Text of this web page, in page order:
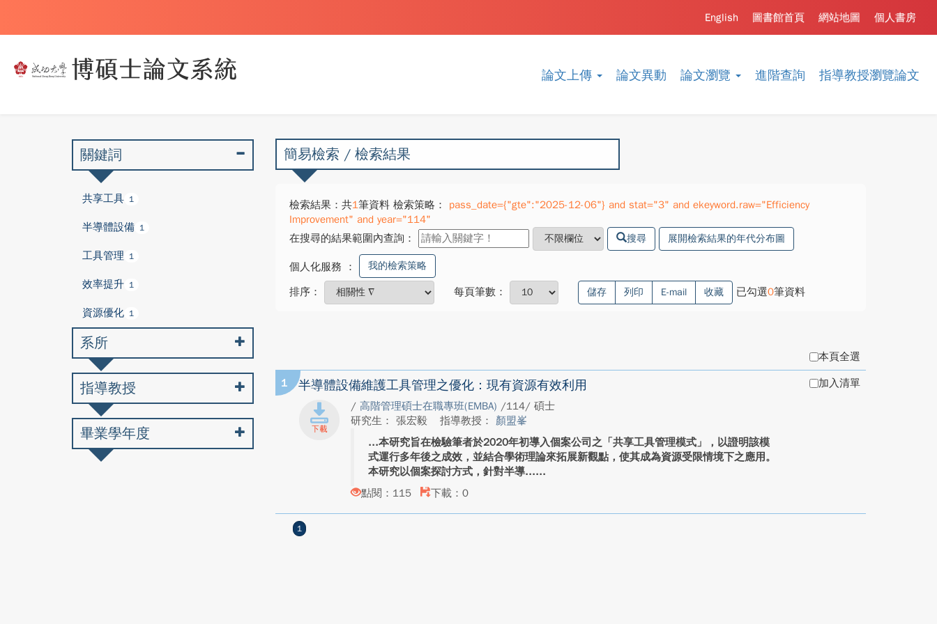
論文上傳 論文異動 論文瀏覽 進階查詢 指導教授瀏覽論文
個人書房
網站地圖
圖書館首頁
English
簡易檢索 / 檢索結果
檢索結果：共1筆資料 檢索策略：
pass_date={"gte":"2025-12-06"} and stat="3" and ekeyword.raw="Efficiency
Improvement" and year="114"
在搜尋的結果範圍內查詢：
搜尋 展開檢索結果的年代分布圖
個人化服務 ： 我的檢索策略
排序： 每頁筆數： 儲存 列印 E-mail 收藏 已勾選0筆資料
本頁全選
1 半導體設備維護工具管理之優化：現有資源有效利用
/ 高階管理碩士在職專班(EMBA) /114/ 碩士
研究生： 張宏毅
指導教授： 顏盟峯
本研究旨在檢驗筆者於2020年初導入個案公司之「共享工具管理模式」，以證明該模
式運行多年後之成效，並結合學術理論來拓展新觀點，使其成為資源受限情境下之應用。
本研究以個案探討方式，針對半導...
點閱：115
下載：0
加入清單
1
關鍵詞
共享工具 1
半導體設備 1
工具管理 1
效率提升 1
資源優化 1
系所
指導教授
畢業學年度